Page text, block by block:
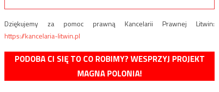
Dziękujemy za pomoc prawną Kancelarii Prawnej Litwin:
https://kancelaria-litwin.pl
PODOBA CI SIĘ TO CO ROBIMY? WESPRZYJ PROJEKT
MAGNA POLONIA!